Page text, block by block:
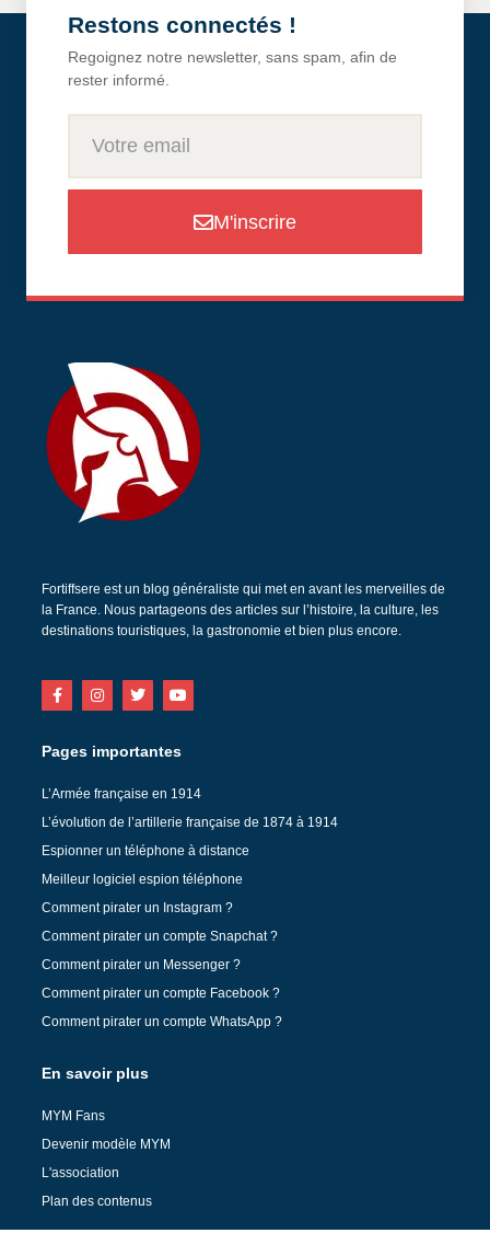
Restons connectés !
Regoignez notre newsletter, sans spam, afin de
rester informé.
M'inscrire
Fortiffsere est un blog généraliste qui met en avant les merveilles de
la France. Nous partageons des articles sur l’histoire, la culture, les
destinations touristiques, la gastronomie et bien plus encore.
Pages importantes
L’Armée française en 1914
L’évolution de l’artillerie française de 1874 à 1914
Espionner un téléphone à distance
Meilleur logiciel espion téléphone
Comment pirater un Instagram ?
Comment pirater un compte Snapchat ?
Comment pirater un Messenger ?
Comment pirater un compte Facebook ?
Comment pirater un compte WhatsApp ?
En savoir plus
MYM Fans
Devenir modèle MYM
L'association
Plan des contenus